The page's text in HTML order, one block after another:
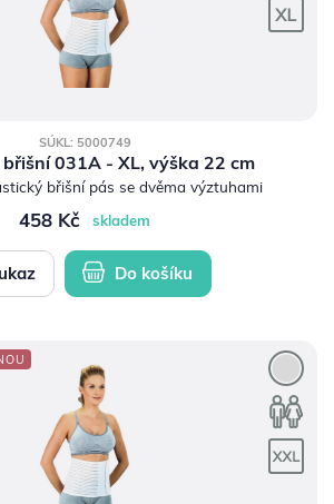
SÚKL: 5000749
031A - XL, výška 22 cm
břišní pás se dvěma výztuhami
458 Kč skladem
Do košíku